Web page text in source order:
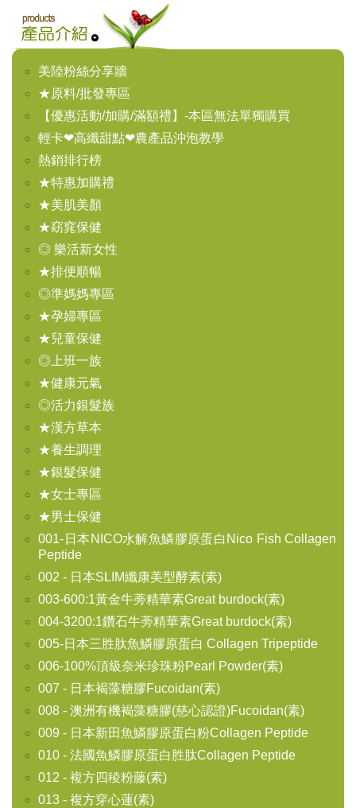
美陸粉絲分享牆
★原料/批發專區
【優惠活動/加購/滿額禮】-本區無法單獨購買
輕卡❤高纖甜點❤農產品沖泡教學
熱銷排行榜
★特惠加購禮
★美肌美顏
★窈窕保健
◎ 樂活新女性
★排便順暢
◎準媽媽專區
★孕婦專區
★兒童保健
◎上班一族
★健康元氣
◎活力銀髮族
★漢方草本
★養生調理
★銀髮保健
★女士專區
★男士保健
001-日本NICO水解魚鱗膠原蛋白Nico Fish Collagen
Peptide
002 - 日本SLIM纖康美型酵素(素)
003-600:1黃金牛蒡精華素Great burdock(素)
004-3200:1鑽石牛蒡精華素Great burdock(素)
005-日本三胜肽魚鱗膠原蛋白 Collagen Tripeptide
006-100%頂級奈米珍珠粉Pearl Powder(素)
007 - 日本褐藻糖膠Fucoidan(素)
008 - 澳洲有機褐藻糖膠(慈心認證)Fucoidan(素)
009 - 日本新田魚鱗膠原蛋白粉Collagen Peptide
010 - 法國魚鱗膠原蛋白胜肽Collagen Peptide
012 - 複方四稜粉藤(素)
013 - 複方穿心蓮(素)